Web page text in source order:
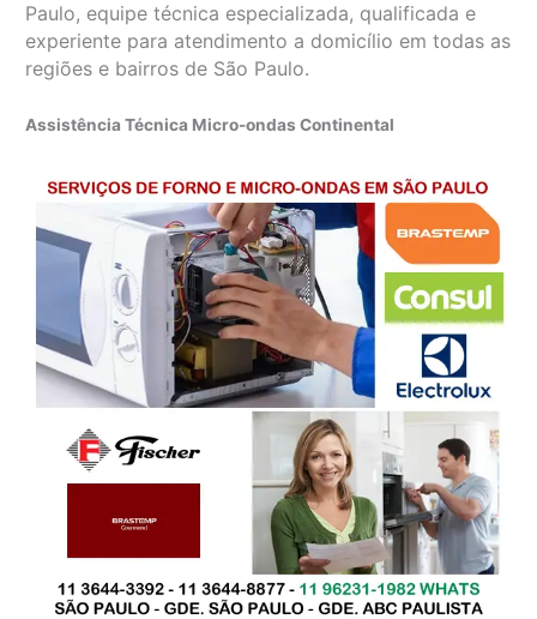
Paulo, equipe técnica especializada, qualificada e
experiente para atendimento a domicílio em todas as
regiões e bairros de São Paulo.
Assistência Técnica Micro-ondas Continental